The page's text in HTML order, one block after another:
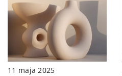
11 maja 2025